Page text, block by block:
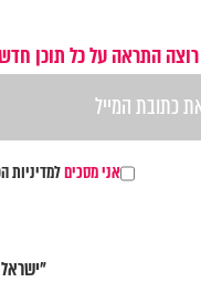
רוצה התראה על כל תוכן
אני מסכיםלמדיניות